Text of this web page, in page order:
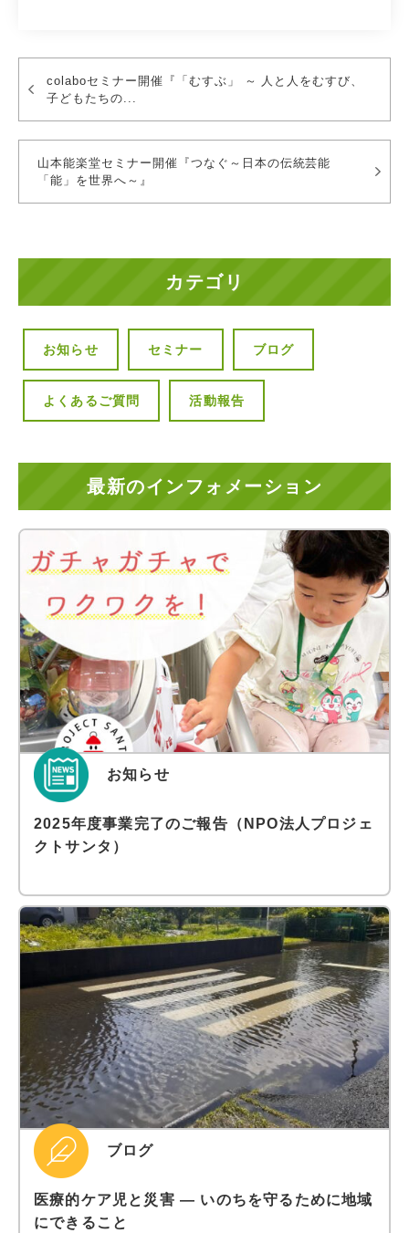
colaboセミナー開催『「むすぶ」 ～ 人と人をむすび、
子どもたちの...
山本能楽堂セミナー開催『つなぐ～日本の伝統芸能
「能」を世界へ～』
カテゴリ
お知らせ セミナー ブログ
よくあるご質問 活動報告
最新のインフォメーション
お知らせ
2025年度事業完了のご報告（NPO法人プロジェ
クトサンタ）
ブログ
医療的ケア児と災害 ― いのちを守るために地域
にできること